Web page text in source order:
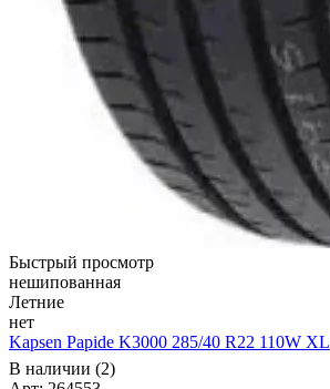
Быстрый просмотр
нешипованная
Летние
нет
Kapsen Papide K3000 285/40 R22 110W XL
В наличии (2)